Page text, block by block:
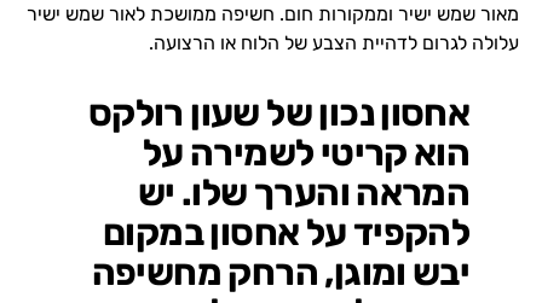
מאור שמש ישיר וממקורות חום. חשיפה ממושכת לאור שמש ישיר
עלולה לגרום לדהיית הצבע של הלוח או הרצועה.
אחסון נכון של שעון רולקס
הוא קריטי לשמירה על
המראה והערך שלו. יש
להקפיד על אחסון במקום
יבש ומוגן, הרחק מחשיפה